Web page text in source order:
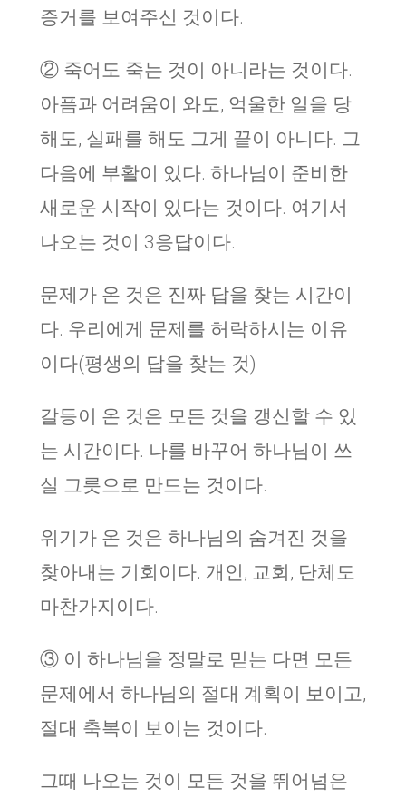
증거를 보여주신 것이다.
② 죽어도 죽는 것이 아니라는 것이다.
아픔과 어려움이 와도, 억울한 일을 당
해도, 실패를 해도 그게 끝이 아니다. 그
다음에 부활이 있다. 하나님이 준비한
새로운 시작이 있다는 것이다. 여기서
나오는 것이 3응답이다.
문제가 온 것은 진짜 답을 찾는 시간이
다. 우리에게 문제를 허락하시는 이유
이다(평생의 답을 찾는 것)
갈등이 온 것은 모든 것을 갱신할 수 있
는 시간이다. 나를 바꾸어 하나님이 쓰
실 그릇으로 만드는 것이다.
위기가 온 것은 하나님의 숨겨진 것을
찾아내는 기회이다. 개인, 교회, 단체도
마찬가지이다.
③ 이 하나님을 정말로 믿는 다면 모든
문제에서 하나님의 절대 계획이 보이고,
절대 축복이 보이는 것이다.
그때 나오는 것이 모든 것을 뛰어넘은